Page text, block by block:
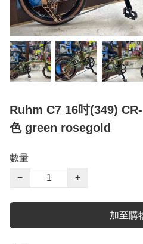
Ruhm C7 16吋(349)
色 green rosegold
數量
−
+
加至購